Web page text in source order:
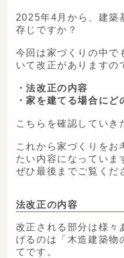
2025年4月から、建築
存じですか？
今回は家づくりの中で
いて改正がありますの
・法改正の内容
・家を建てる場合に
こちらを確認していき
これから家づくりをお
たい内容になっていま
ぜひ最後までご覧くだ
法改正の内容
改正される部分は様々
げるのは「木造建築物
てです。